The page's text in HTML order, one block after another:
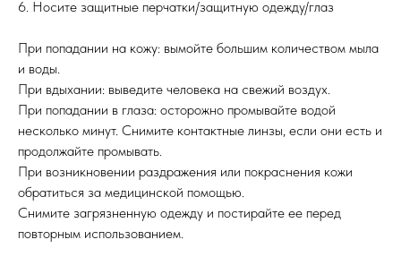
6. Носите защитные перчатки/защитную одежду/глаз
При попадании на кожу: вымойте большим количеством мыла
и воды.
При вдыхании: выведите человека на свежий воздух.
При попадании в глаза: осторожно промывайте водой
несколько минут. Снимите контактные линзы, если они есть и
продолжайте промывать.
При возникновении раздражения или покраснения кожи
обратиться за медицинской помощью.
Снимите загрязненную одежду и постирайте ее перед
повторным использованием.